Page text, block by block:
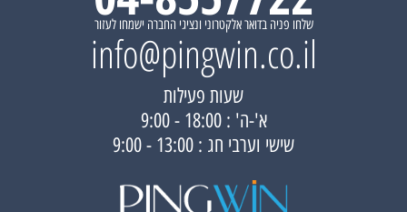
שלחו פניה בדואר אלקטרוני ונציגי החברה ישמחו לעזור
info@pingwin.co.il
שעות פעילות
א'-ה' : 18:00 - 9:00
שישי וערבי חג : 13:00 - 9:00